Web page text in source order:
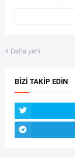
Daha yeni
BIZI TAKIP EDIN